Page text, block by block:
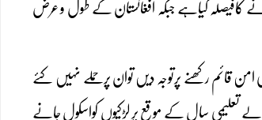
کافیصلہ کیاہے جبکہ افغانستان کے طول و عرض
قائم رکھنے پرتوجہ دیں توان پرحملے نہیں کئے
تعلیمی سال کے موقع پر لڑکیوں کواسکول جانے